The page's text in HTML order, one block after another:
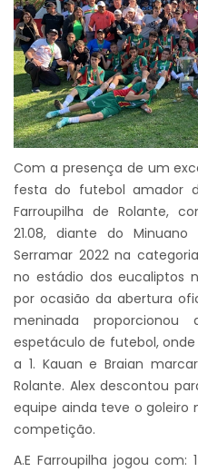
Com a presença de um
festa do futebol amador
Farroupilha de Rolante,
21.08, diante do
Serramar 2022 na
no estádio dos eucaliptos
por ocasião da abertura
meninada
espetáculo de futebol, onde
a 1. Kauan e Braian
Rolante. Alex descontou
equipe ainda teve o goleiro
competição.
A.E Farroupilha jogou com: